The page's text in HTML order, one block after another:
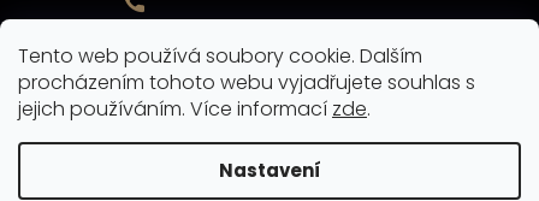
Tento web používá soubory cookie. Dalším
procházením tohoto webu vyjadřujete souhlas s
jejich používáním. Více informací zde.
Nastavení
Nakódoval